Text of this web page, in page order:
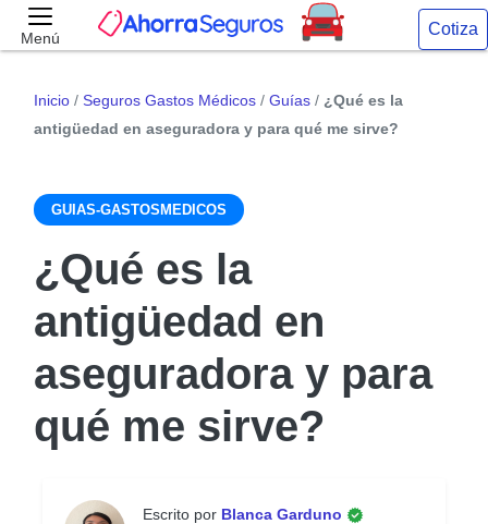
Menú Cotiza
Inicio / Seguros Gastos Médicos / Guías / ¿Qué es la
antigüedad en aseguradora y para qué me sirve?
GUIAS-GASTOSMEDICOS
¿Qué es la
antigüedad en
aseguradora y para
qué me sirve?
Escrito por Blanca Garduno